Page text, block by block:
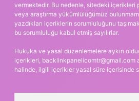
vermektedir. Bu nedenle, sitedeki içerikleri
veya araştırma yükümlülüğümüz
yazdıkları içeriklerin sorumluluğunu
bu sorumluluğu kabul etmiş sayılırlar.
Hukuka ve yasal düzenlemelere aykırı
içerikleri, backlinkpanelicomtr@gmail.com
halinde, ilgili içerikler yasal süre içerisinde